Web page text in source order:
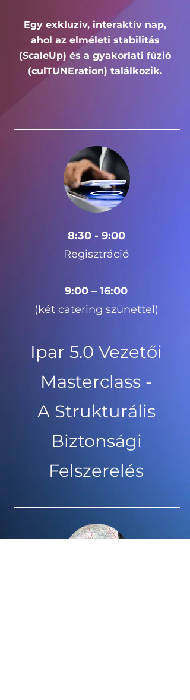
Egy exkluzív, interaktív nap,
ahol az elméleti stabilitás
(ScaleUp) és a gyakorlati fúzió
(culTUNEration) találkozik.​
8:30 - 9:00
Regisztráció
9:00 – 16:00
(két catering szünettel)​​
Ipar 5.0 Vezetői
Masterclass -
A Strukturális
Biztonsági
Felszerelés